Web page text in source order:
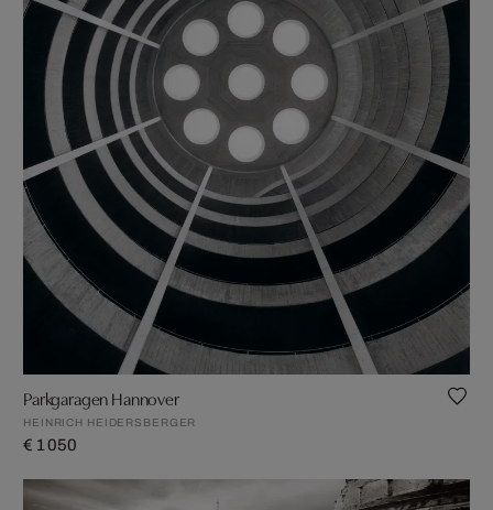
Parkgaragen Hannover
HEINRICH HEIDERSBERGER
€ 1 050